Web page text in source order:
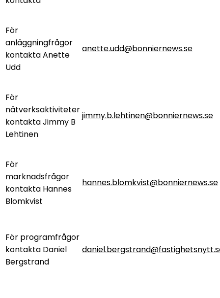
För
anläggningfrågor
kontakta Anette
Udd
anette.udd@bonniernews.se
För
nätverksaktiviteter
kontakta Jimmy B
Lehtinen
jimmy.b.lehtinen@bonniernews.se
För
marknadsfrågor
kontakta Hannes
Blomkvist
hannes.blomkvist@bonniernews.se
För programfrågor
kontakta Daniel
Bergstrand